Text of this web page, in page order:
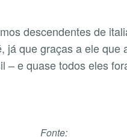
descendentes de
já que graças a ele que
– e quase todos eles
Fonte: